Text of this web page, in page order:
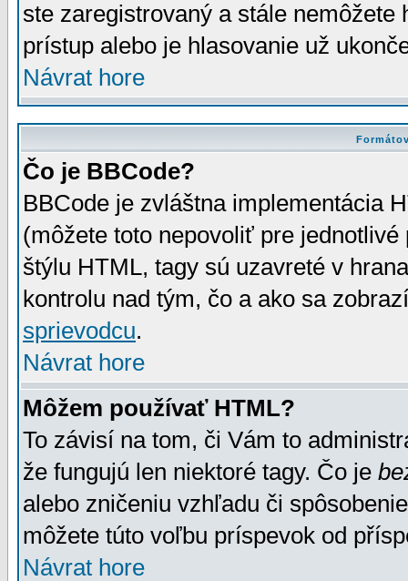
ste zaregistrovaný a stále
prístup alebo je hlasovanie už
Návrat hore
Čo je BBCode?
BBCode je zvláštna implementácia
(môžete toto nepovoliť pre
štýlu HTML, tagy sú uzavreté v
kontrolu nad tým, čo a ako sa
sprievodcu.
Návrat hore
Môžem používať HTML?
To závisí na tom, či Vám to
že fungujú len niektoré tagy. Čo je
alebo zničeniu vzhľadu či
môžete túto voľbu príspevok od
Návrat hore